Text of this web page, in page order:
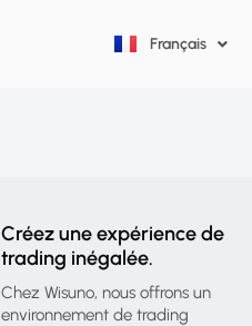
Français
Português
Créez une expérience de
trading inégalée.
Chez Wisuno, nous offrons un
environnement de trading